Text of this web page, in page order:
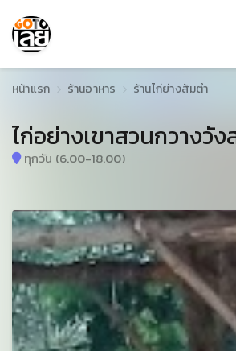
หน้าแรก ร้านอาหาร ร้านไก่ย่างส้มตำ
ไก่อย่างเขาสวนกวางวัง
ทุกวัน (6.00-18.00)